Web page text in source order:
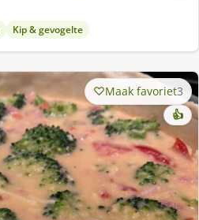
Kip & gevogelte
Maak favoriet3
👍